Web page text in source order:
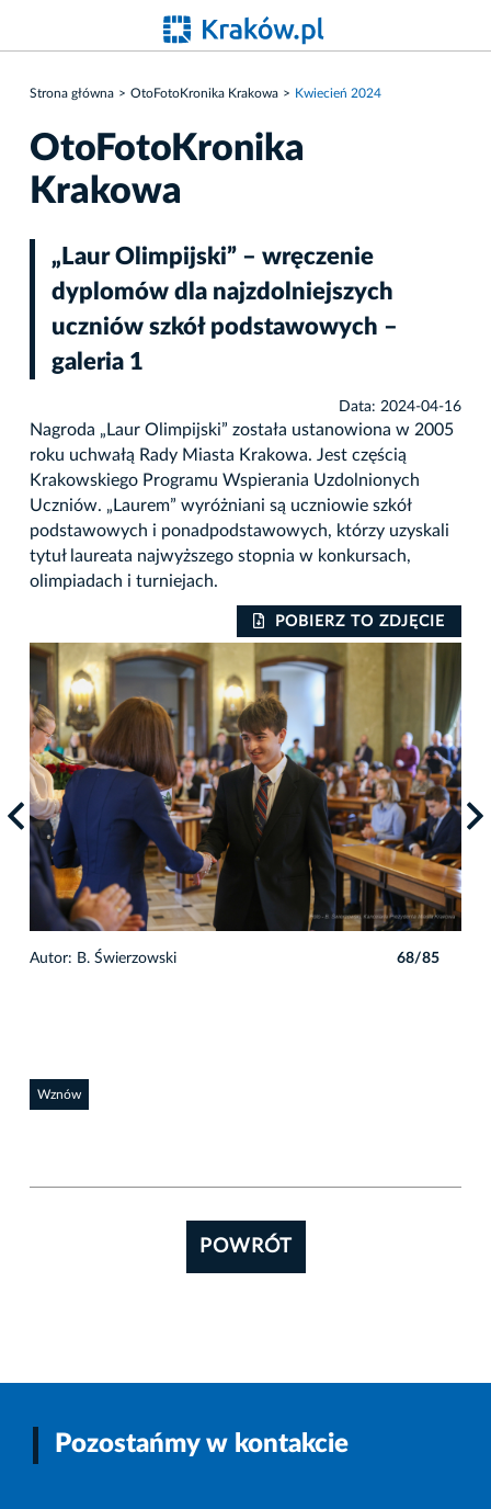
Strona główna OtoFotoKronika Krakowa Kwiecień 2024
OtoFotoKronika
Krakowa
„Laur Olimpijski” – wręczenie
dyplomów dla najzdolniejszych
uczniów szkół podstawowych –
galeria 1
Data: 2024-04-16
Nagroda „Laur Olimpijski” została ustanowiona w 2005
roku uchwałą Rady Miasta Krakowa. Jest częścią
Krakowskiego Programu Wspierania Uzdolnionych
Uczniów. „Laurem” wyróżniani są uczniowie szkół
podstawowych i ponadpodstawowych, którzy uzyskali
tytuł laureata najwyższego stopnia w konkursach,
olimpiadach i turniejach.
POBIERZ TO ZDJĘCIE
Autor: B. Świerzowski 68/85
Wznów
POWRÓT
Pozostańmy w kontakcie